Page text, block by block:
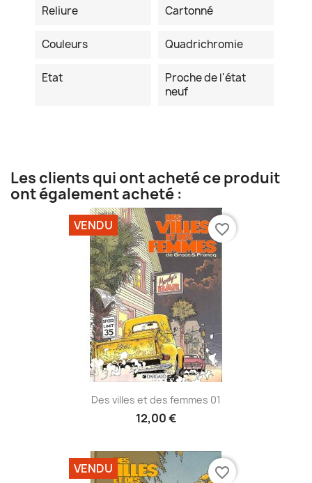
Reliure Cartonné
Couleurs Quadrichromie
Etat
Proche de l'état
neuf
Les clients qui ont acheté ce produit
ont également acheté :
Des villes et des femmes 01
12,00 €
VENDU favorite_border
VENDU favorite_border